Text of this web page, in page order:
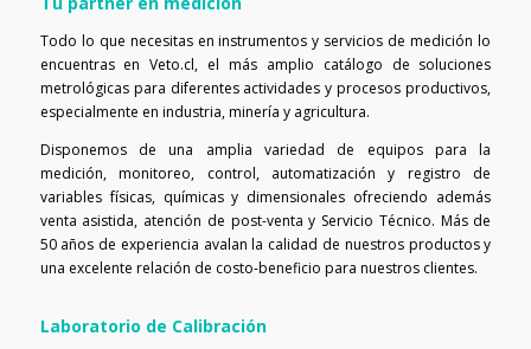
Todo lo que necesitas en instrumentos y servicios de medición lo
encuentras en Veto.cl, el más amplio catálogo de soluciones
metrológicas para diferentes actividades y procesos productivos,
especialmente en industria, minería y agricultura.
Disponemos de una amplia variedad de equipos para la
medición, monitoreo, control, automatización y registro de
variables físicas, químicas y dimensionales ofreciendo además
venta asistida, atención de post-venta y Servicio Técnico. Más de
50 años de experiencia avalan la calidad de nuestros productos y
una excelente relación de costo-beneficio para nuestros clientes.
Laboratorio de Calibración